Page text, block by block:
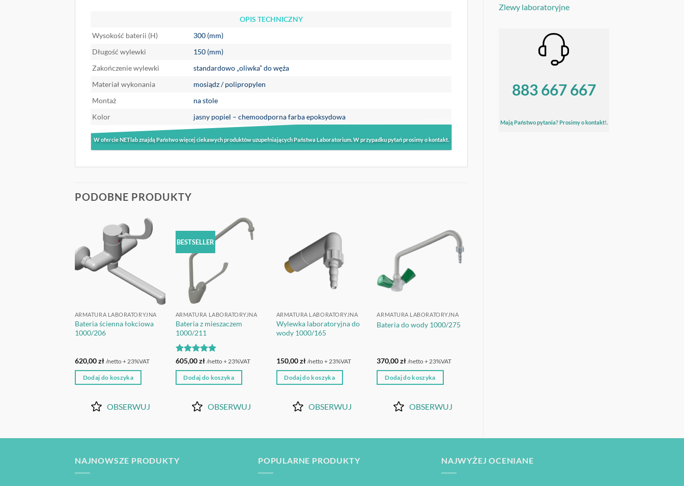
Zlewy laboratoryjne
883 667 667
Mają Państwo pytania? Prosimy o kontakt!.
OPIS TECHNICZNY
Wysokość baterii (H)
300 (mm)
Długość wylewki
150 (mm)
Zakończenie wylewki
standardowo „oliwka” do węża
Materiał wykonania
mosiądz / polipropylen
Montaż
na stole
Kolor
jasny popiel – chemoodporna farba epoksydowa
W ofercie NETlab znajdą Państwo więcej ciekawych produktów uzupełniających Państwa Laboratorium. W przypadku pytań prosimy o kontakt.
PODOBNE PRODUKTY
OBSERWUJ
ARMATURA LABORATORYJNA
Bateria ścienna łokciowa
1000/206
620,00zł /netto + 23%VAT
Dodaj do koszyka
OBSERWUJ
BESTSELLER
ARMATURA LABORATORYJNA
Bateria z mieszaczem
1000/211
Oceniono5
605,00zł /netto + 23%VAT
Dodaj do koszyka
OBSERWUJ
ARMATURA LABORATORYJNA
Wylewka laboratoryjna do
wody 1000/165
150,00zł /netto + 23%VAT
Dodaj do koszyka
OBSERWUJ
OBSERWUJ
ARMATURA LABORATORYJNA
Bateria do wody 1000/275
370,00zł /netto + 23%VAT
Dodaj do koszyka
OBSERWUJ
NAJNOWSZE PRODUKTY POPULARNE PRODUKTY NAJWYŻEJ OCENIANE